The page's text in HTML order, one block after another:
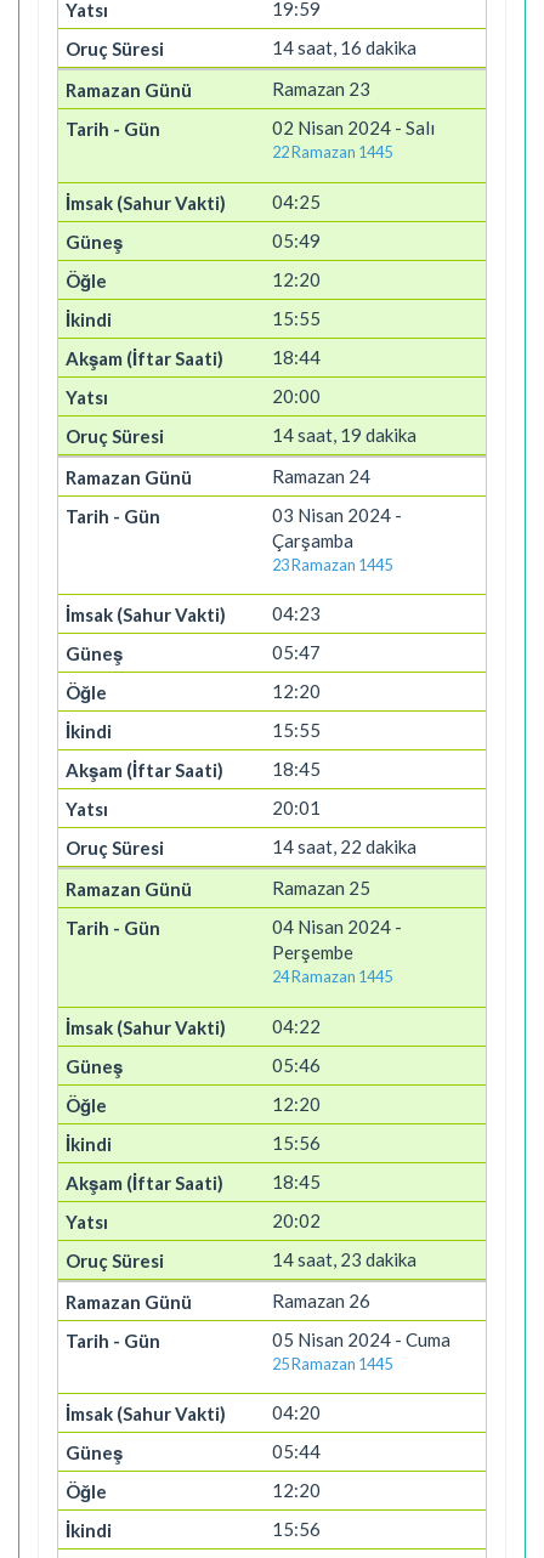
19:59
14 saat, 16 dakika
Ramazan 23
02 Nisan 2024 - Salı
22 Ramazan 1445
04:25
05:49
12:20
15:55
18:44
20:00
14 saat, 19 dakika
Ramazan 24
03 Nisan 2024 -
Çarşamba
23 Ramazan 1445
04:23
05:47
12:20
15:55
18:45
20:01
14 saat, 22 dakika
Ramazan 25
04 Nisan 2024 -
Perşembe
24 Ramazan 1445
04:22
05:46
12:20
15:56
18:45
20:02
14 saat, 23 dakika
Ramazan 26
05 Nisan 2024 - Cuma
25 Ramazan 1445
04:20
05:44
12:20
15:56